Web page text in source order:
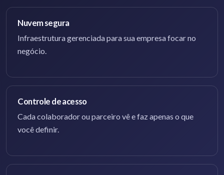
Nuvem segura
Infraestrutura gerenciada para sua empresa focar no
negócio.
Controle de acesso
Cada colaborador ou parceiro vê e faz apenas o que
você definir.